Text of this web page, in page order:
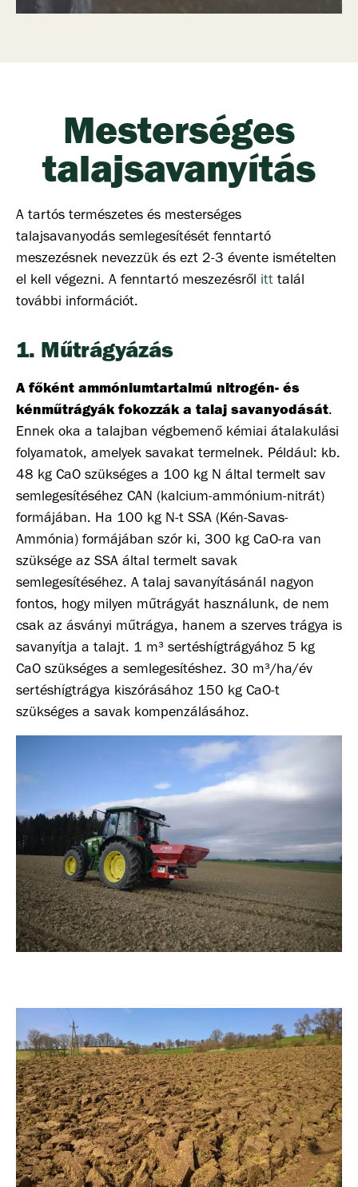
Mesterséges
talajsavanyítás
A tartós természetes és mesterséges
talajsavanyodás semlegesítését fenntartó
meszezésnek nevezzük és ezt 2-3 évente ismételten
el kell végezni. A fenntartó meszezésről itt talál
további információt.
1. Műtrágyázás
A főként ammóniumtartalmú nitrogén- és
kénműtrágyák fokozzák a talaj savanyodását.
Ennek oka a talajban végbemenő kémiai átalakulási
folyamatok, amelyek savakat termelnek. Például: kb.
48 kg CaO szükséges a 100 kg N által termelt sav
semlegesítéséhez CAN (kalcium-ammónium-nitrát)
formájában. Ha 100 kg N-t SSA (Kén-Savas-
Ammónia) formájában szór ki, 300 kg CaO-ra van
szüksége az SSA által termelt savak
semlegesítéséhez. A talaj savanyításánál nagyon
fontos, hogy milyen műtrágyát használunk, de nem
csak az ásványi műtrágya, hanem a szerves trágya is
savanyítja a talajt. 1 m³ sertéshígtrágyához 5 kg
CaO szükséges a semlegesítéshez. 30 m³/ha/év
sertéshígtrágya kiszórásához 150 kg CaO-t
szükséges a savak kompenzálásához.